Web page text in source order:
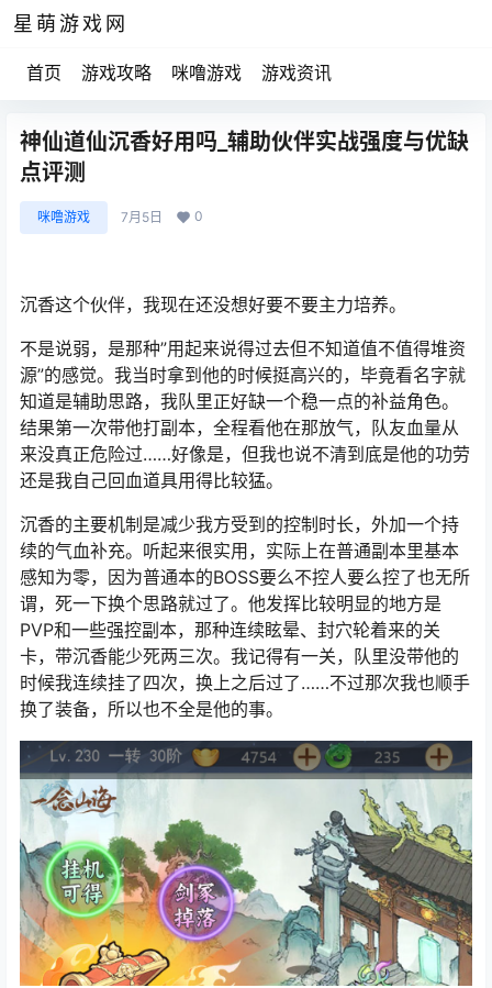
星萌游戏网
首页 游戏攻略 咪噜游戏 游戏资讯
神仙道仙沉香好用吗_辅助伙伴实战强度与优缺
点评测
咪噜游戏 7月5日 0
沉香这个伙伴，我现在还没想好要不要主力培养。
不是说弱，是那种”用起来说得过去但不知道值不值得堆资
源”的感觉。我当时拿到他的时候挺高兴的，毕竟看名字就
知道是辅助思路，我队里正好缺一个稳一点的补益角色。
结果第一次带他打副本，全程看他在那放气，队友血量从
来没真正危险过……好像是，但我也说不清到底是他的功劳
还是我自己回血道具用得比较猛。
沉香的主要机制是减少我方受到的控制时长，外加一个持
续的气血补充。听起来很实用，实际上在普通副本里基本
感知为零，因为普通本的BOSS要么不控人要么控了也无所
谓，死一下换个思路就过了。他发挥比较明显的地方是
PVP和一些强控副本，那种连续眩晕、封穴轮着来的关
卡，带沉香能少死两三次。我记得有一关，队里没带他的
时候我连续挂了四次，换上之后过了……不过那次我也顺手
换了装备，所以也不全是他的事。